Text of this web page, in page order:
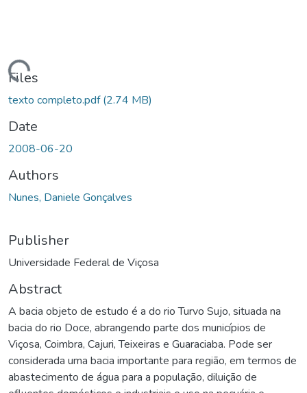
Files
texto completo.pdf(2.74 MB)
Date
2008-06-20
Authors
Nunes, Daniele Gonçalves
Publisher
Universidade Federal de Viçosa
Abstract
A bacia objeto de estudo é a do rio Turvo Sujo, situada na
bacia do rio Doce, abrangendo parte dos municípios de
Viçosa, Coimbra, Cajuri, Teixeiras e Guaraciaba. Pode ser
considerada uma bacia importante para região, em termos de
abastecimento de água para a população, diluição de